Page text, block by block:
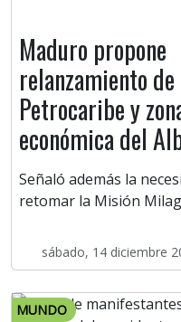
Maduro propone
relanzamiento de
Petrocaribe y
económica del
Señaló además la
retomar la Misión
sábado, 14 diciembre
MUNDO